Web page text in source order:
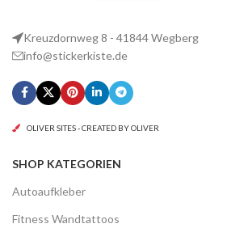
Kreuzdornweg 8 - 41844 Wegberg
info@stickerkiste.de
OLIVER SITES - CREATED BY OLIVER
SHOP KATEGORIEN
Autoaufkleber
Fitness Wandtattoos